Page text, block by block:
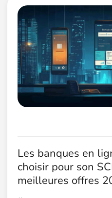
Les banques en
choisir pour son
meilleures offres